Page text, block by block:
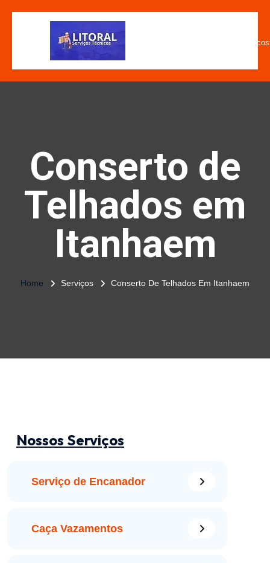
Conserto de
Telhados em
Itanhaem
Home Serviços Conserto De Telhados Em Itanhaem
Nossos Serviços
Serviço de Encanador
Caça Vazamentos